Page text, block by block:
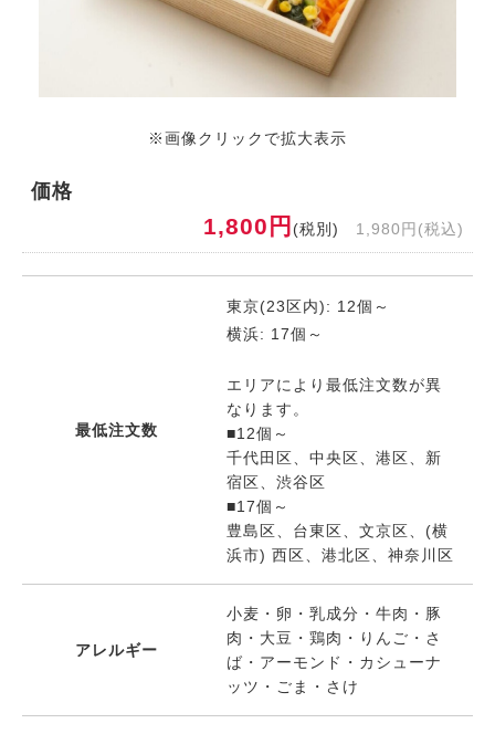
※画像クリックで拡大表示
価格
1,800円 (税別) 1,980円(税込)
最低注文数
東京(23区内): 12個～
横浜: 17個～
エリアにより最低注文数が異
なります。
■12個～
千代田区、中央区、港区、新
宿区、渋谷区
■17個～
豊島区、台東区、文京区、(横
浜市) 西区、港北区、神奈川区
アレルギー
小麦・卵・乳成分・牛肉・豚
肉・大豆・鶏肉・りんご・さ
ば・アーモンド・カシューナ
ッツ・ごま・さけ